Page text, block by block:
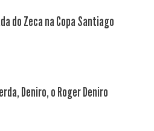
do Zeca na Copa Santiago
Deniro, o Roger Deniro